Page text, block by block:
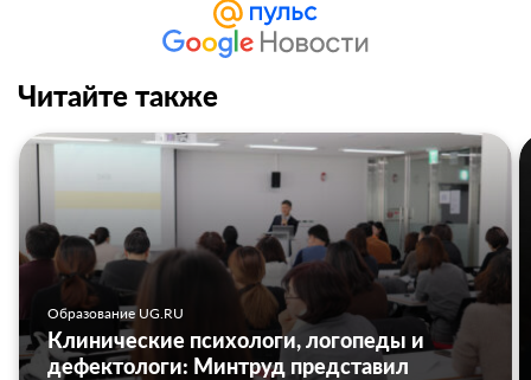
Читайте также
Образование UG.RU
Клинические психологи, логопеды и
дефектологи: Минтруд представил